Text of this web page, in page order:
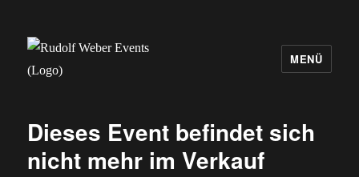
MENÜ
Dieses Event befindet sich
nicht mehr im Verkauf